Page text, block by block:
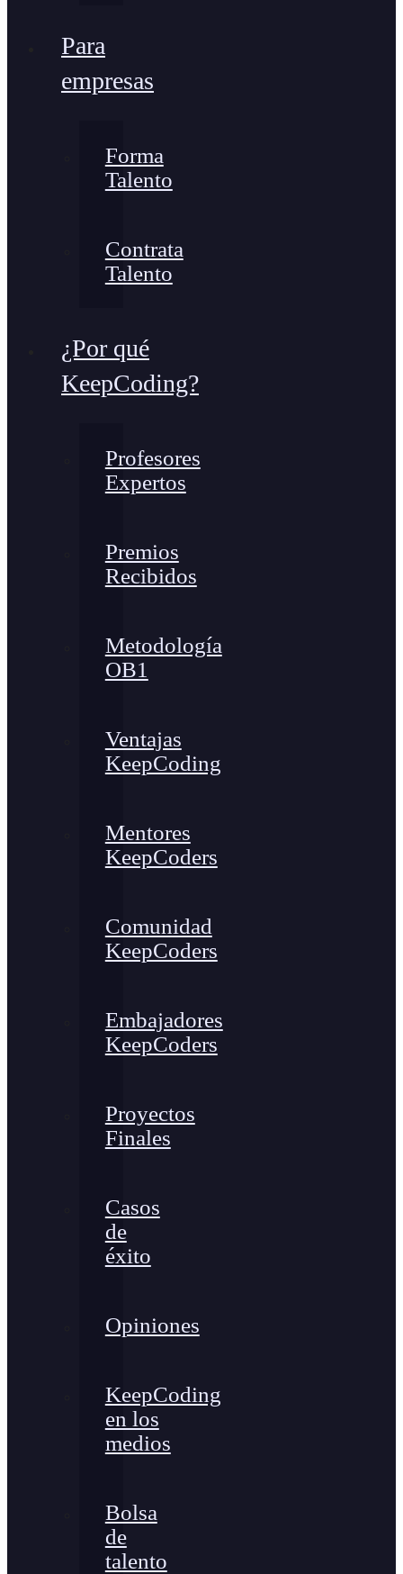
Para
empresas
Forma
Talento
Contrata
Talento
¿Por qué
KeepCoding?
Profesores
Expertos
Premios
Recibidos
Metodología
OB1
Ventajas
KeepCoding
Mentores
KeepCoders
Comunidad
KeepCoders
Embajadores
KeepCoders
Proyectos
Finales
Casos
de
éxito
Opiniones
KeepCoding
en los
medios
Bolsa
de
talento